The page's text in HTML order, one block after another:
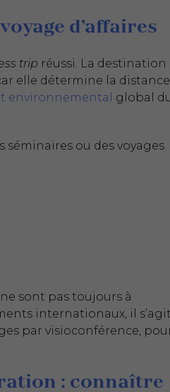
d’affaires
trip réussi. La destination
elle détermine la distance
environnemental
global
séminaires ou des voyages
sont pas toujours à
internationaux, il s’agit
par visioconférence,
: connaître